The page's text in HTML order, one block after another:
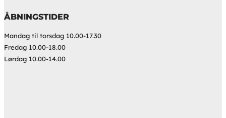
ÅBNINGSTIDER
Mandag til torsdag 10.00-17.30
Fredag 10.00-18.00
Lørdag 10.00-14.00